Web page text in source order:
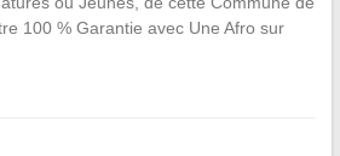
100 % Garantie avec Une Afro sur